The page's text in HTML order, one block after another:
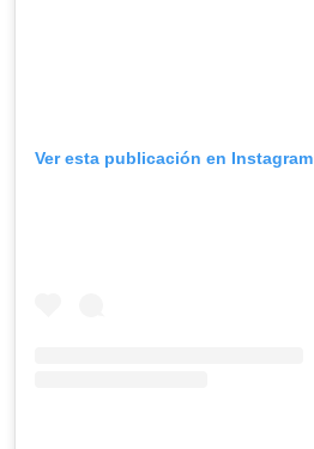
Ver esta publicación en Instagram